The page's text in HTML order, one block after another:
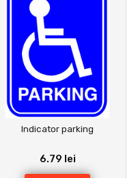
Indicator parking
6.79 lei